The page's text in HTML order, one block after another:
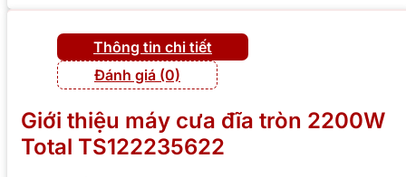
Thông tin chi tiết
Đánh giá (0)
Giới thiệu máy cưa đĩa tròn 2200W
Total TS122235622